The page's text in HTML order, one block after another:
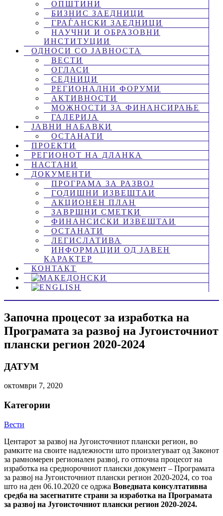
ОПШТИНИ
БИЗНИС ЗАЕДНИЦИ
ГРАЃАНСКИ ЗАЕДНИЦИ
НАУЧНИ И ОБРАЗОВНИ
ИНСТИТУЦИИ
ОДНОСИ СО ЈАВНОСТА
ВЕСТИ
ОГЛАСИ
СЕДНИЦИ
РЕГИОНАЛНИ ФОРУМИ
АКТИВНОСТИ
МОЖНОСТИ ЗА ФИНАНСИРАЊЕ
ГАЛЕРИЈА
ЈАВНИ НАБАВКИ
ОСТАНАТИ
ПРОЕКТИ
РЕГИОНОТ НА ДЛАНКА
НАСТАНИ
ДОКУМЕНТИ
ПРОГРАМА ЗА РАЗВОЈ
ГОДИШНИ ИЗВЕШТАИ
АКЦИОНЕН ПЛАН
ЗАВРШНИ СМЕТКИ
ФИНАНСИСКИ ИЗВЕШТАИ
ОСТАНАТИ
ЛЕГИСЛАТИВА
ИНФОРМАЦИИ ОД ЈАВЕН
КАРАКТЕР
КОНТАКТ
Започна процесот за изработка на
Програмата за развој на Југоисточниот
плански регион 2020-2024
ДАТУМ
октомври 7, 2020
Категории
Вести
Центарот за развој на Југоисточниот плански регион, во
рамките на своите надлежности што произлегуваат од Законот
за рамномерен регионален развој, го отпочна процесот на
изработка на среднорочниот плански документ – Програмата
за развој на Југоисточниот плански регион 2020-2024, со тоа
што на ден 06.10.2020 се одржа Воведната консултативна
средба на засегнатите страни за изработка на Програмата
за развој на Југоисточниот плански регион 2020-2024.